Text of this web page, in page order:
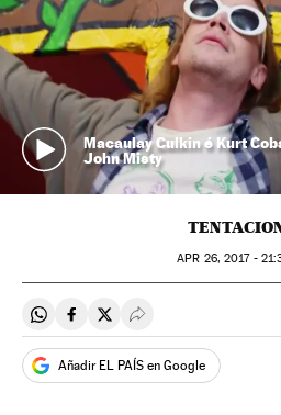
Macaulay Culkin é Kurt
John Misty
APR 26, 2017 -
Compartir en Whatsapp
Compartir en Facebook
Compartir en Twitter
Desplegar Redes
Añadir EL PAÍS en Google